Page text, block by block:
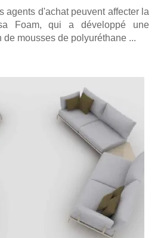
agents d'achat peuvent affecter la
Foam, qui a développé une
mousses de polyuréthane ...